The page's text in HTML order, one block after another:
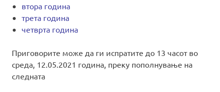
втора година
трета година
четврта година
Приговорите може да ги испратите до 13 часот во
среда, 12.05.2021 година, преку пополнување на
следната